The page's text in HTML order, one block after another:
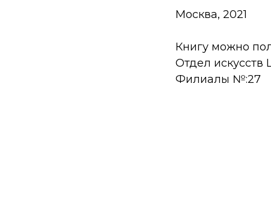
Москва, 2021
Книгу можно
Отдел искусств
Филиалы №:27